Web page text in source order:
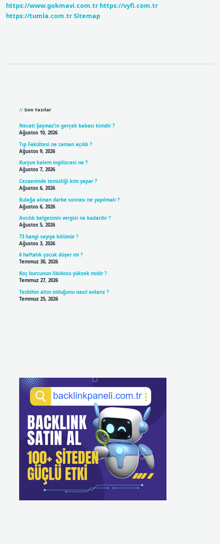
https://www.gokmavi.com.tr https://vyfi.com.tr
https://tumla.com.trSitemap
Son Yazılar
Necati Şaşmaz’ın gerçek babası kimdir ?
Ağustos 10, 2026
Tıp Fakültesi ne zaman açıldı ?
Ağustos 9, 2026
Kurşun kalem ingilizcesi ne ?
Ağustos 7, 2026
Cezaevinde temizliği kim yapar ?
Ağustos 6, 2026
Kulağa alınan darbe sonrası ne yapılmalı ?
Ağustos 6, 2026
Avcılık belgesinin vergisi ne kadardır ?
Ağustos 5, 2026
73 hangi sayıya bölünür ?
Ağustos 3, 2026
6 haftalık çocuk düşer mi ?
Temmuz 30, 2026
Koç burcunun libidosu yüksek midir ?
Temmuz 27, 2026
Tesbihin altın olduğunu nasıl anlarız ?
Temmuz 25, 2026